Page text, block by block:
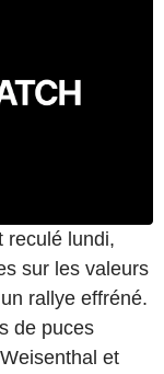
reculé lundi,
sur les valeurs
rallye effréné.
de puces
et